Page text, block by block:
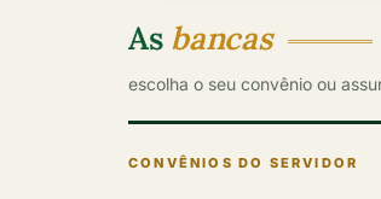
As bancas
escolha o seu convênio ou
CONVÊNIOS DO SERVIDOR